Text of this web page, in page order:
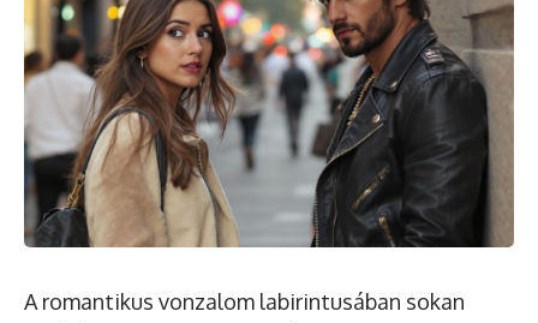
A romantikus vonzalom labirintusában sokan